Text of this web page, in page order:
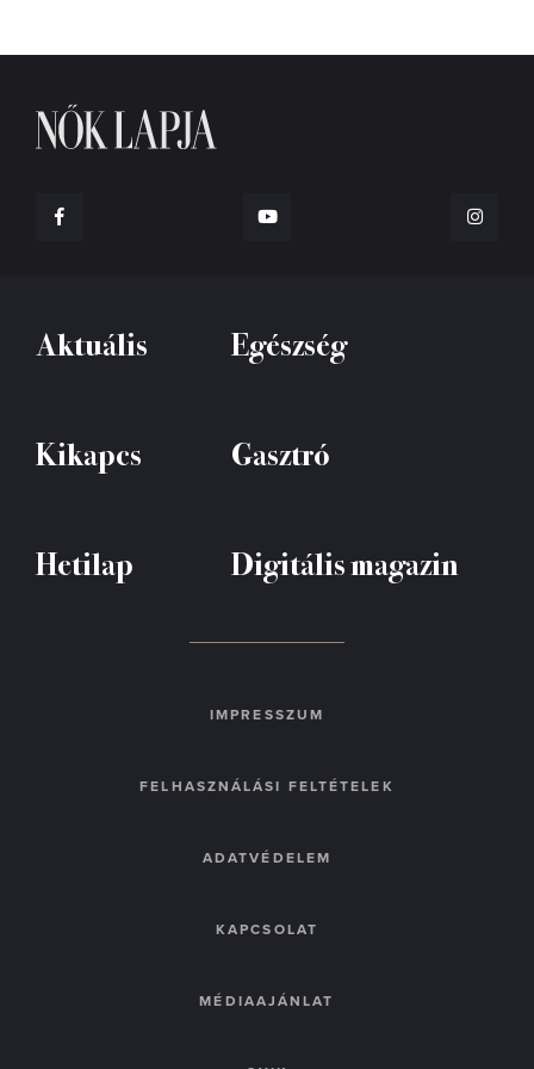
Aktuális Egészség
Kikapcs Gasztró
Hetilap Digitális magazin
IMPRESSZUM
FELHASZNÁLÁSI FELTÉTELEK
ADATVÉDELEM
KAPCSOLAT
MÉDIAAJÁNLAT